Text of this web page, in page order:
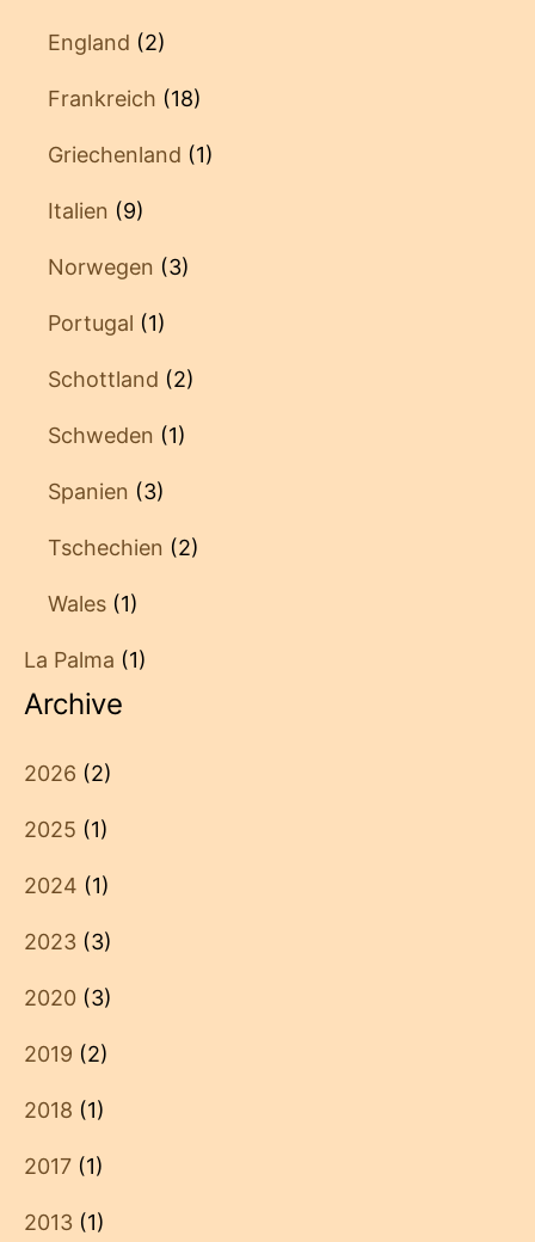
England (2)
Frankreich (18)
Griechenland (1)
Italien (9)
Norwegen (3)
Portugal (1)
Schottland (2)
Schweden (1)
Spanien (3)
Tschechien (2)
Wales (1)
La Palma (1)
Archive
2026 (2)
2025 (1)
2024 (1)
2023 (3)
2020 (3)
2019 (2)
2018 (1)
2017 (1)
2013 (1)